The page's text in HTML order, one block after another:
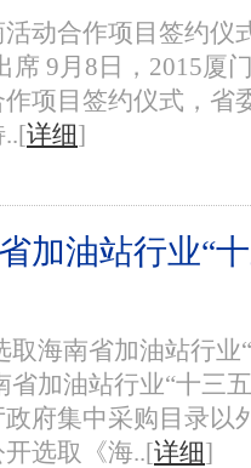
动合作项目签约仪
席 9月8日，2015厦
项目签约仪式，省
详细]
加油站行业“
海南省加油站行业
加油站行业“十三
府集中采购目录以
选取《海..[详细]